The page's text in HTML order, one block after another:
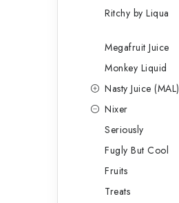
Ritchy by Liqua
Megafruit Juice
Monkey Liquid
Nasty Juice (MAL)
Nixer
Seriously
Fugly But Cool
Fruits
Treats